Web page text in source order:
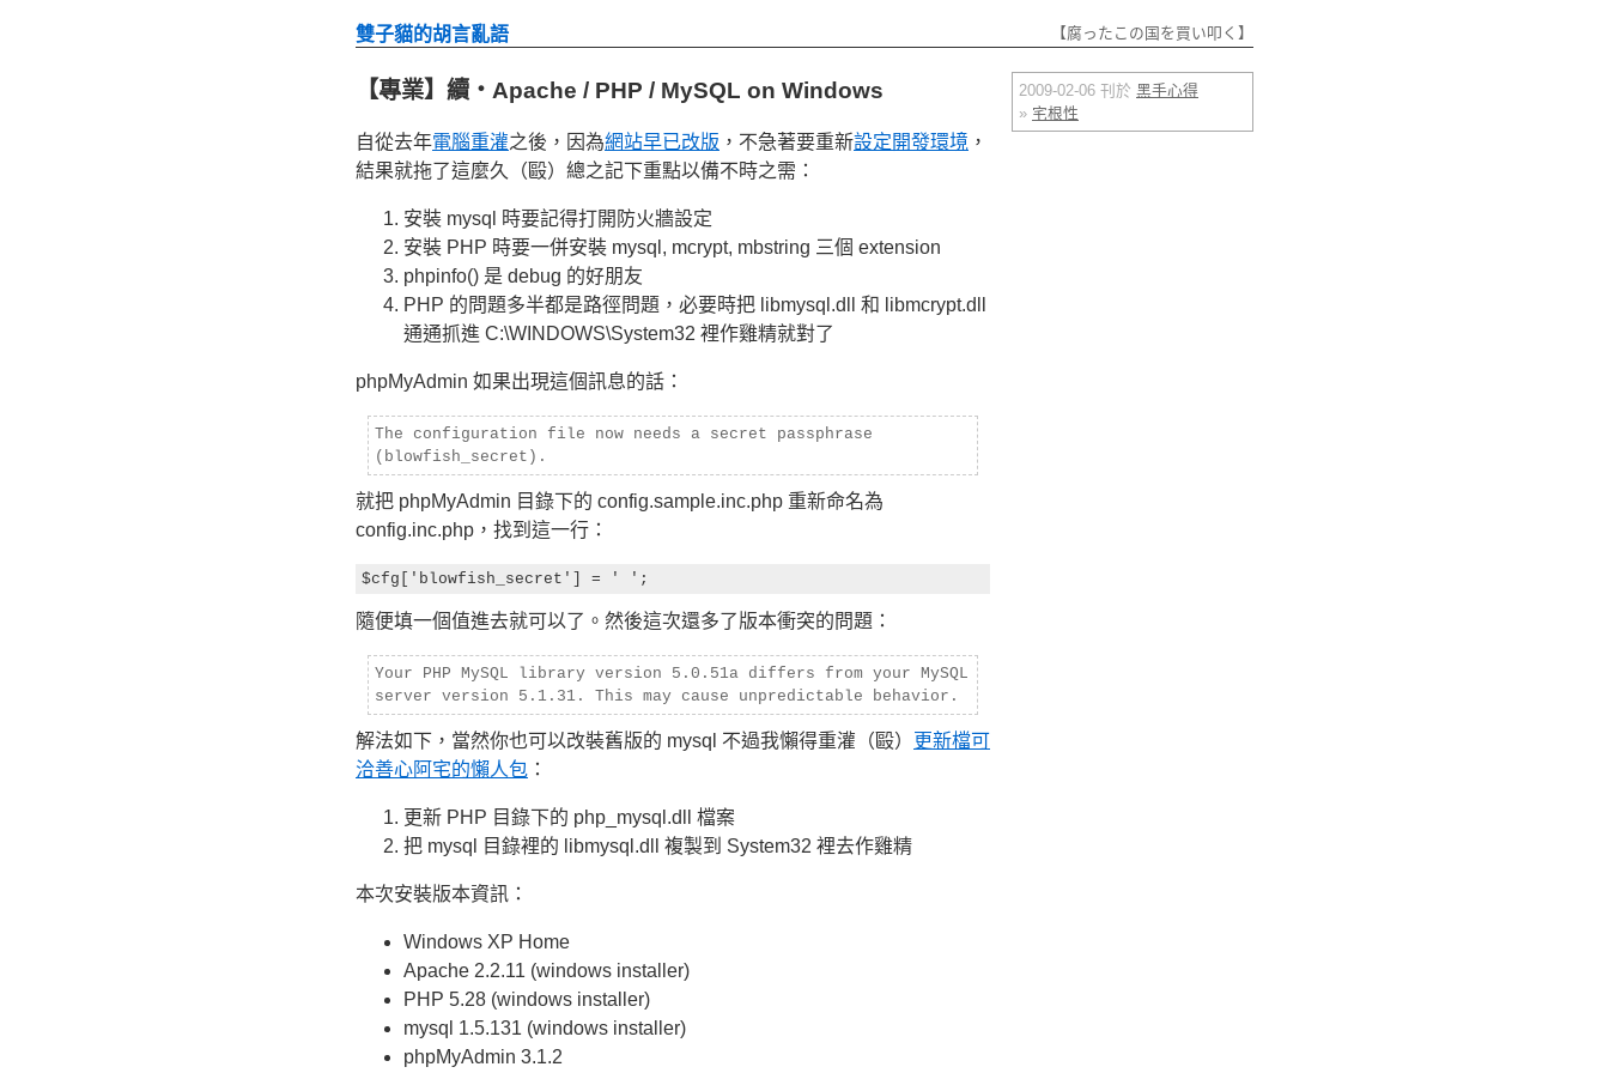
雙子貓的胡言亂語 【腐ったこの国を買い叩く】
2009-02-06 刊於 黑手心得
» 宅根性
【專業】續‧Apache / PHP / MySQL on Windows
自從去年電腦重灌之後，因為網站早已改版 ，不急著要重新設定開發環境 ，
結果就拖了這麼久（毆）總之記下重點以備不時之需：
安裝 mysql 時要記得打開防火牆設定
安裝 PHP 時要一併安裝 mysql, mcrypt, mbstring 三個 extension
phpinfo() 是 debug 的好朋友
PHP 的問題多半都是路徑問題，必要時把 libmysql.dll 和 libmcrypt.dll
通通抓進 C:\WINDOWS\System32 裡作雞精就對了
phpMyAdmin 如果出現這個訊息的話：
The configuration file now needs a secret passphrase
(blowfish_secret).
就把 phpMyAdmin 目錄下的 config.sample.inc.php 重新命名為
config.inc.php，找到這一行：
隨便填一個值進去就可以了。然後這次還多了版本衝突的問題：
Your PHP MySQL library version 5.0.51a differs from your MySQL
server version 5.1.31. This may cause unpredictable behavior.
解法如下，當然你也可以改裝舊版的 mysql 不過我懶得重灌（毆）
更新檔可
洽善心阿宅的懶人包 ：
更新 PHP 目錄下的 php_mysql.dll 檔案
把 mysql 目錄裡的 libmysql.dll 複製到 System32 裡去作雞精
本次安裝版本資訊：
Windows XP Home
Apache 2.2.11 (windows installer)
PHP 5.28 (windows installer)
mysql 1.5.131 (windows installer)
phpMyAdmin 3.1.2